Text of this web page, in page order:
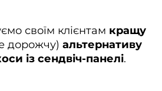
своїм клієнтам кращу
дорожчу) альтернативу
із сендвіч-панелі.